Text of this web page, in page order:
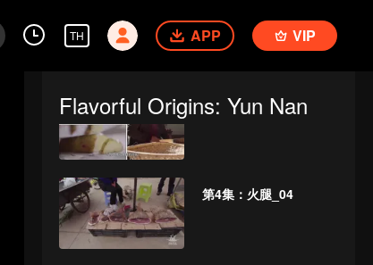
TH APP VIP
Flavorful Origins: Yun Nan
第3集：酸水果_03
第4集：火腿_04